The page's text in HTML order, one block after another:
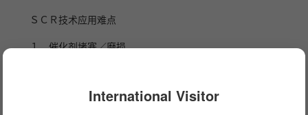
ＳＣＲ技术应用难点
１、催化剂堵塞／磨损
３，同时飞灰粒径小，导致粉尘粘性大；粘附性强。极易吸附在催
International Visitor